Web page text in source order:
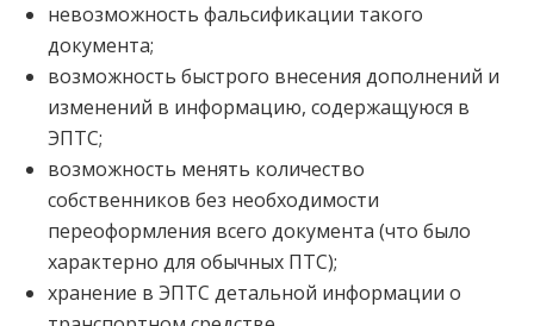
невозможность фальсификации такого
документа;
возможность быстрого внесения дополнений и
изменений в информацию, содержащуюся в
ЭПТС;
возможность менять количество
собственников без необходимости
переоформления всего документа (что было
характерно для обычных ПТС);
хранение в ЭПТС детальной информации о